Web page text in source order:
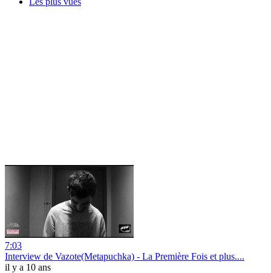
7:03
Interview de Vazote(Metapuchka) - La Première Fois et plus....
il y a 10 ans